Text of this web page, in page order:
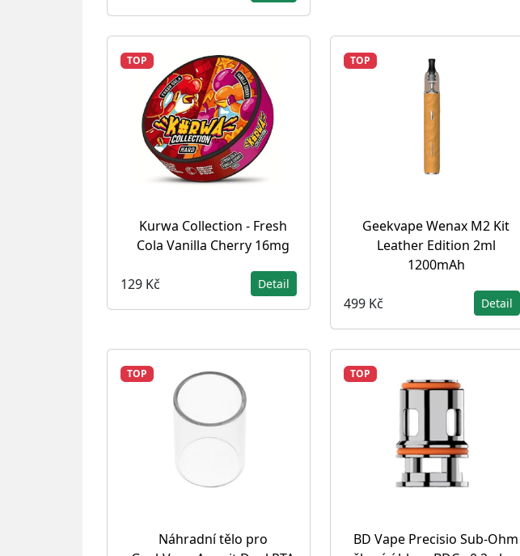
TOP
Kurwa Collection - Fresh
Cola Vanilla Cherry 16mg
129 Kč Detail
TOP
Geekvape Wenax M2 Kit
Leather Edition 2ml
1200mAh
499 Kč Detail
TOP
Náhradní tělo pro
TOP
BD Vape Precisio Sub-Ohm